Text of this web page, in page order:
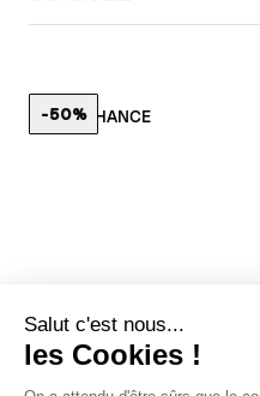
LAST CHANCE
-50%